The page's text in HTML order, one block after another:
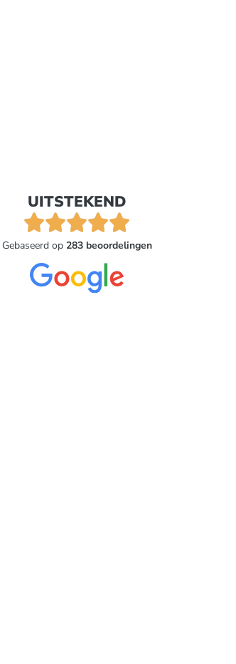
UITSTEKEND
Gebaseerd op 283 beoordelingen